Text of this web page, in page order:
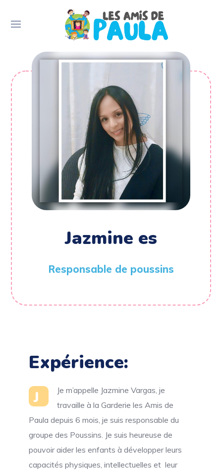
Jazmine es
Responsable de poussins
Expérience:
J
Je m’appelle Jazmine Vargas, je
travaille à la Garderie les Amis de
Paula depuis 6 mois, je suis responsable du
groupe des Poussins. Je suis heureuse de
pouvoir aider les enfants à développer leurs
capacités physiques, intellectuelles et leur